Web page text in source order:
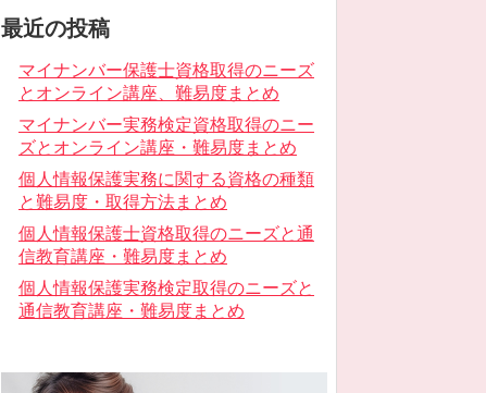
最近の投稿
マイナンバー保護士資格取得のニーズ
とオンライン講座、難易度まとめ
マイナンバー実務検定資格取得のニー
ズとオンライン講座・難易度まとめ
個人情報保護実務に関する資格の種類
と難易度・取得方法まとめ
個人情報保護士資格取得のニーズと通
信教育講座・難易度まとめ
個人情報保護実務検定取得のニーズと
通信教育講座・難易度まとめ